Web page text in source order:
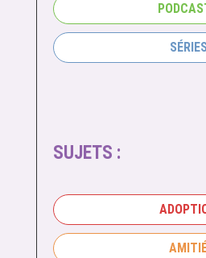
SÉRIES
SUJETS :